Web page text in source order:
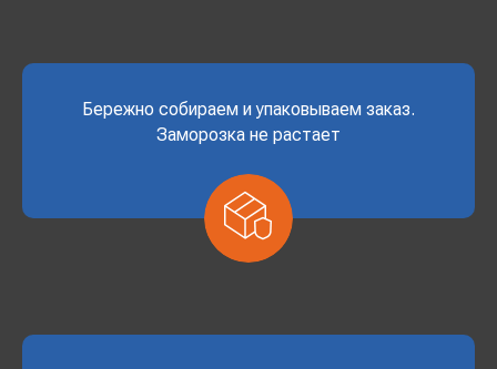
Бережно собираем и упаковываем заказ.
Заморозка не растает